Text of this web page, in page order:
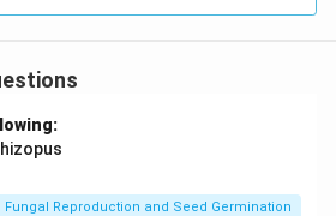
Fungal Reproduction and Seed Germination